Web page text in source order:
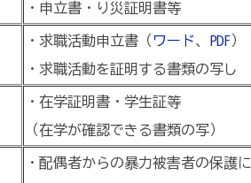
・申立書・り災証明書等
・求職活動申立書（ ワード、 PDF）
・求職活動を証明する書類の写し
・在学証明書・学生証等
（在学が確認できる書類の写）
・配偶者からの暴力被害者の保護に